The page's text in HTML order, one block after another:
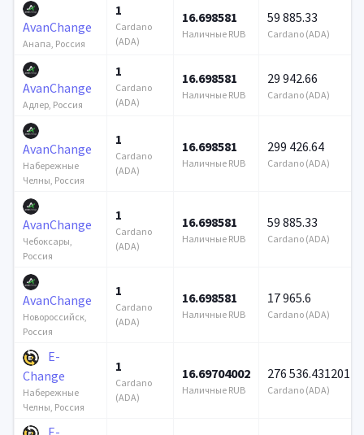
AvanChange
Анапа, Россия
1
Cardano
(ADA)
16.698581
Наличные RUB
59 885.33
Cardano (ADA)
AvanChange
Адлер, Россия
1
Cardano
(ADA)
16.698581
Наличные RUB
29 942.66
Cardano (ADA)
AvanChange
Набережные
Челны, Россия
1
Cardano
(ADA)
16.698581
Наличные RUB
299 426.64
Cardano (ADA)
AvanChange
Чебоксары,
Россия
1
Cardano
(ADA)
16.698581
Наличные RUB
59 885.33
Cardano (ADA)
AvanChange
Новороссийск,
Россия
1
Cardano
(ADA)
16.698581
Наличные RUB
17 965.6
Cardano (ADA)
E-
Change
Набережные
Челны, Россия
1
Cardano
(ADA)
16.69704002
Наличные RUB
276 536.431201
Cardano (ADA)
E-